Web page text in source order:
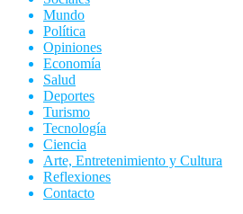
Mundo
Política
Opiniones
Economía
Salud
Deportes
Turismo
Tecnología
Ciencia
Arte, Entretenimiento y Cultura
Reflexiones
Contacto